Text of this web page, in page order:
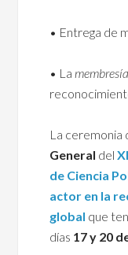
• Entrega de
• La membresía
La ceremonia
General del
de Ciencia
actor en la
global que
días 17 y 20